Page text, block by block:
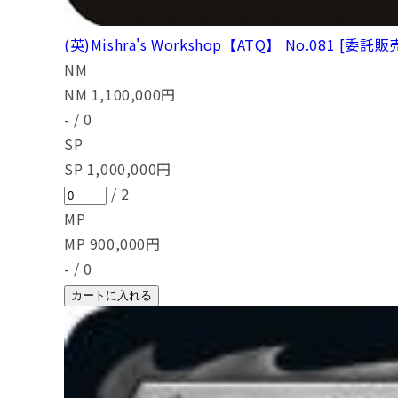
(英)Mishra's Workshop【ATQ】 No.081 [委託販
NM
NM 1,100,000円
- / 0
SP
SP 1,000,000円
/ 2
MP
MP 900,000円
- / 0
カートに入れる